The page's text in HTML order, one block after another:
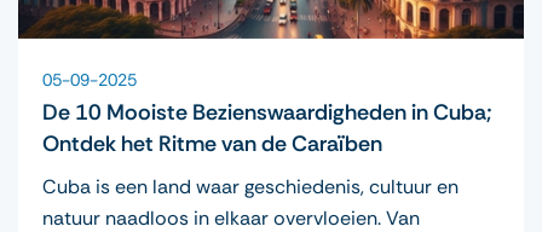
05-09-2025
De 10 Mooiste Bezienswaardigheden in Cuba;
Ontdek het Ritme van de Caraïben
Cuba is een land waar geschiedenis, cultuur en
natuur naadloos in elkaar overvloeien. Van